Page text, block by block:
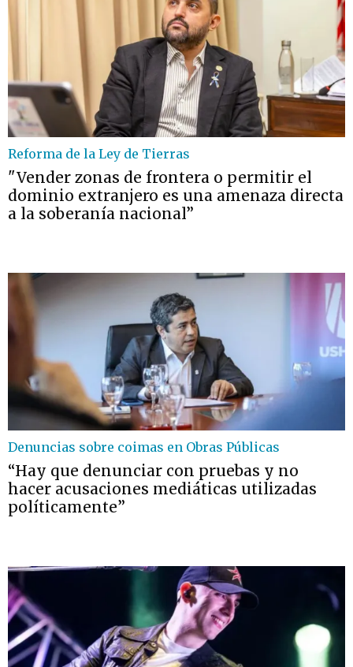
Reforma de la Ley de Tierras
"Vender zonas de frontera o permitir el
dominio extranjero es una amenaza directa
a la soberanía nacional”
Denuncias sobre coimas en Obras Públicas
“Hay que denunciar con pruebas y no
hacer acusaciones mediáticas utilizadas
políticamente”